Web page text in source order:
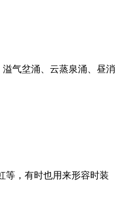
气坌涌、云蒸泉涌、昼消
等，有时也用来形容时装